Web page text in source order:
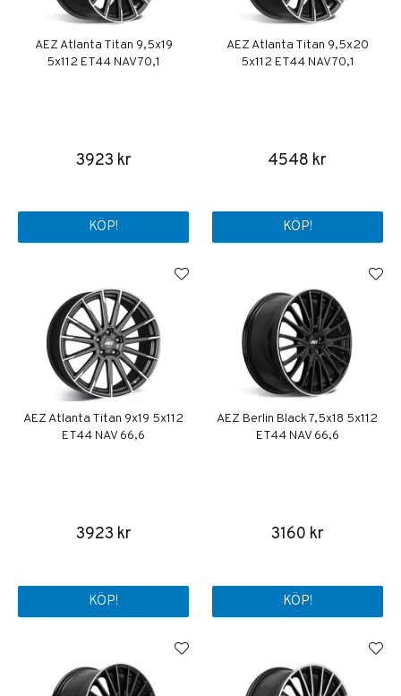
AEZ Atlanta Titan 9,5x19
5x112 ET44 NAV 70,1
3923 kr
KÖP!
AEZ Atlanta Titan 9,5x20
5x112 ET44 NAV 70,1
4548 kr
KÖP!
AEZ Atlanta Titan 9x19 5x112
ET44 NAV 66,6
3923 kr
KÖP!
AEZ Berlin Black 7,5x18 5x112
ET44 NAV 66,6
3160 kr
KÖP!